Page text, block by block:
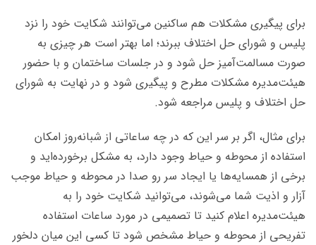
برای پیگیری مشکلات هم ساکنین می‌توانند شکایت خود را نزد
پلیس و شورای حل اختلاف ببرند؛ اما بهتر است هر چیزی به
صورت مسالمت‌آمیز حل شود و در جلسات ساختمان و با حضور
هیئت‌مدیره مشکلات مطرح و پیگیری شود و در نهایت به شورای
حل اختلاف و پلیس مراجعه شود.
برای مثال، اگر بر سر این که در چه ساعاتی از شبانه‌روز امکان
استفاده از محوطه و حیاط وجود دارد، به مشکل برخورده‌اید و
برخی از همسایه‌ها یا ایجاد سر رو صدا در محوطه و حیاط موجب
آزار و اذیت شما می‌شوند، می‌توانید شکایت خود را به
هیئت‌مدیره اعلام کنید تا تصمیمی در مورد ساعات استفاده
تفریحی از محوطه و حیاط مشخص شود تا کسی این میان دلخور